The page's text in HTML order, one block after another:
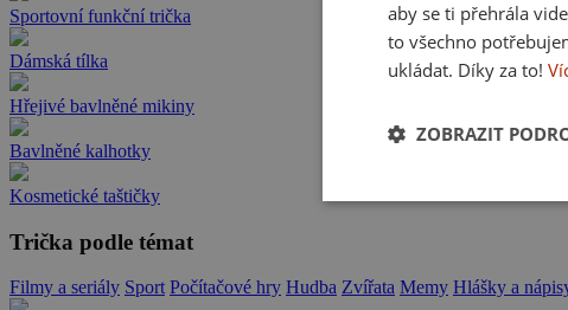
Sportovní funkční trička
Dámská tílka
Hřejivé bavlněné mikiny
Bavlněné kalhotky
Kosmetické taštičky
Trička podle témat
Filmy a seriály Sport Počítačové hry Hudba Zvířata Memy Hlášky a
aby se ti přehrála
to všechno
ukládat. Díky za to!
ZOBRAZIT